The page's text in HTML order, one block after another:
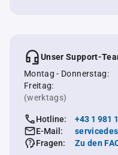
Unser Support-
Montag - Donnerstag:
Freitag:
(werktags)
Hotline:
+43 1 981
E-Mail:
Fragen:
Zu den